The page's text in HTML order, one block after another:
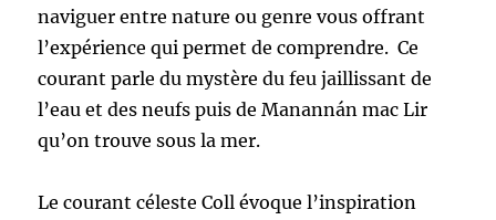
naviguer entre nature ou genre vous offrant
l’expérience qui permet de comprendre. Ce
courant parle du mystère du feu jaillissant de
l’eau et des neufs puis de Manannán mac Lir
qu’on trouve sous la mer.
Le courant céleste Coll évoque l’inspiration